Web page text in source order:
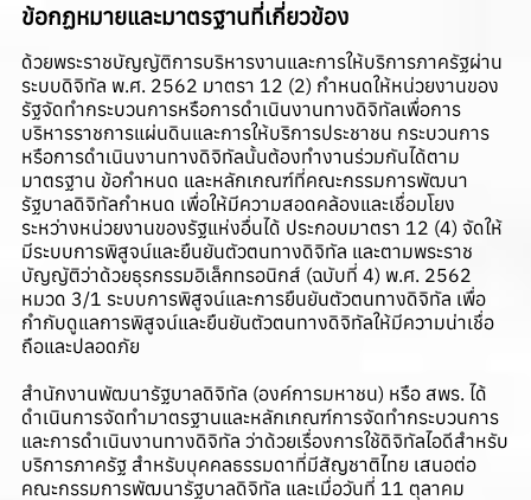
ข้อกฏหมายและมาตรฐานที่เกี่ยวข้อง
ด้วยพระราชบัญญัติการบริหารงานและการให้บริการภาครัฐผ่าน
ระบบดิจิทัล พ.ศ. 2562 มาตรา 12 (2) กำหนดให้หน่วยงานของ
รัฐจัดทำกระบวนการหรือการดำเนินงานทางดิจิทัลเพื่อการ
บริหารราชการแผ่นดินและการให้บริการประชาชน กระบวนการ
หรือการดำเนินงานทางดิจิทัลนั้นต้องทำงานร่วมกันได้ตาม
มาตรฐาน ข้อกำหนด และหลักเกณฑ์ที่คณะกรรมการพัฒนา
รัฐบาลดิจิทัลกำหนด เพื่อให้มีความสอดคล้องและเชื่อมโยง
ระหว่างหน่วยงานของรัฐแห่งอื่นได้ ประกอบมาตรา 12 (4) จัดให้
มีระบบการพิสูจน์และยืนยันตัวตนทางดิจิทัล และตามพระราช
บัญญัติว่าด้วยธุรกรรมอิเล็กทรอนิกส์ (ฉบับที่ 4) พ.ศ. 2562
หมวด 3/1 ระบบการพิสูจน์และการยืนยันตัวตนทางดิจิทัล เพื่อ
กำกับดูแลการพิสูจน์และยืนยันตัวตนทางดิจิทัลให้มีความน่าเชื่อ
ถือและปลอดภัย
สำนักงานพัฒนารัฐบาลดิจิทัล (องค์การมหาชน) หรือ สพร. ได้
ดำเนินการจัดทำมาตรฐานและหลักเกณฑ์การจัดทำกระบวนการ
และการดำเนินงานทางดิจิทัล ว่าด้วยเรื่องการใช้ดิจิทัลไอดีสำหรับ
บริการภาครัฐ สำหรับบุคคลธรรมดาที่มีสัญชาติไทย เสนอต่อ
คณะกรรมการพัฒนารัฐบาลดิจิทัล และเมื่อวันที่ 11 ตุลาคม